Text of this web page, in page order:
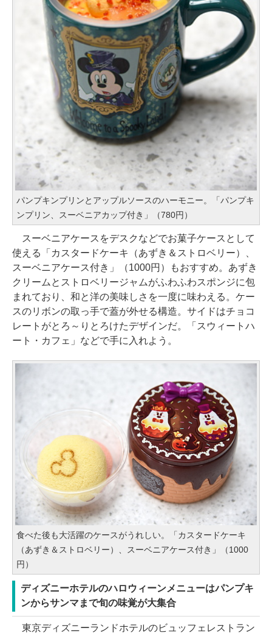
パンプキンプリンとアップルソースのハーモニー。「パンプキ
ンプリン、スーベニアカップ付き」（780円）
スーベニアケースをデスクなどでお菓子ケースとして
使える「カスタードケーキ（あずき＆ストロベリー）、
スーベニアケース付き」（1000円）もおすすめ。あずき
クリームとストロベリージャムがふわふわスポンジに包
まれており、和と洋の美味しさを一度に味わえる。ケー
スのリボンの取っ手で蓋が外せる構造。サイドはチョコ
レートがとろ～りとろけたデザインだ。「スウィートハ
ート・カフェ」などで手に入れよう。
食べた後も大活躍のケースがうれしい。「カスタードケーキ
（あずき＆ストロベリー）、スーベニアケース付き」（1000
円）
ディズニーホテルのハロウィーンメニューはパンプキ
ンからサンマまで旬の味覚が大集合
東京ディズニーランドホテルのビュッフェレストラン